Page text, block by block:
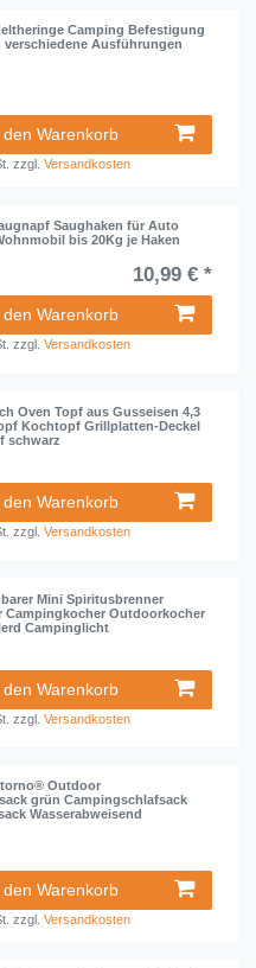
Camping Befestigung
verschiedene Ausführungen
den Warenkorb
zzgl.Versandkosten
Saughaken für Auto
bis 20Kg je Haken
10,99 € *
den Warenkorb
zzgl.Versandkosten
Oven Topf aus Gusseisen 4,3
Kochtopf Grillplatten-Deckel
schwarz
den Warenkorb
zzgl.Versandkosten
Mini Spiritusbrenner
Campingkocher Outdoorkocher
Campinglicht
den Warenkorb
zzgl.Versandkosten
Outdoor
grün Campingschlafsack
Wasserabweisend
den Warenkorb
zzgl.Versandkosten